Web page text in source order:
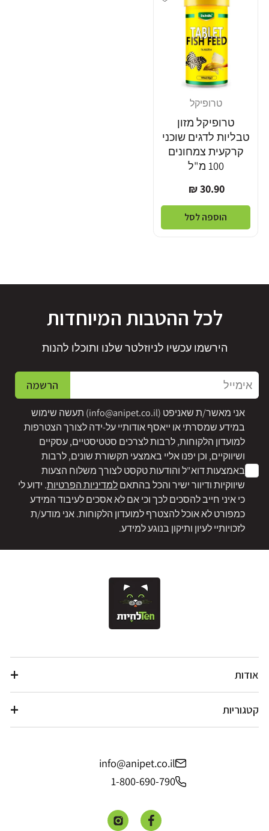
טרופיקל
טרופיקל מזון
טבליות לדגים שוכני
קרקעית צמחונים
100 מ"ל
מחיר
רגיל
30.90 ₪
הוספה לסל
לכל ההטבות המיוחדות
הירשמו עכשיו לניוזלטר שלנו ותוכלו להנות
אימייל הרשמה
אני מאשר/ת שאניפט (info@anipet.co.il) תעשה שימוש
במידע שמסרתי או ייאסף אודותיי על-ידה לצורך הצטרפות
למועדון הלקוחות, לרבות לצרכים סטטיסטיים, עסקיים
ושיווקיים, וכן יפנו אליי באמצעי תקשורת שונים, לרבות
באמצעות דוא"ל והודעות טקסט לצורך משלוח הצעות
שיווקיות ודיוור ישיר והכל בהתאםלמדיניות הפרטיות. ידוע לי
כי איני חייב להסכים לכך וכי אם לא אסכים לעיבוד המידע
כמפורט לא אוכל להצטרף למועדון הלקוחות. אני מודע/ת
לזכויותיי לעיון ותיקון בנוגע למידע.
אודות
קטגוריות
info@anipet.co.il
1-800-690-790
פייסבוקאינסטגרם